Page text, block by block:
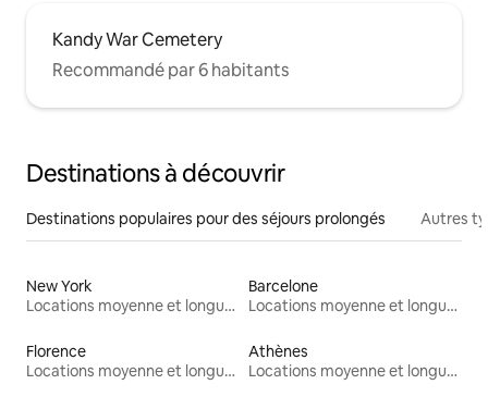
Kandy War Cemetery
Recommandé par 6 habitants
Destinations à découvrir
Destinations populaires pour des séjours prolongés Autres
New York
Locations moyenne et longue durée
Barcelone
Locations moyenne et longue durée
Florence
Locations moyenne et longue durée
Athènes
Locations moyenne et longue durée